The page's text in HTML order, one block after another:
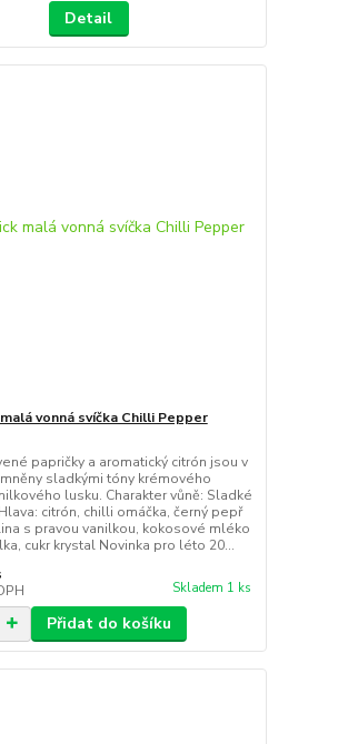
Detail
vonná svíčka Chilli Pepper
papričky a aromatický citrón jsou v
sladkými tóny krémového
lusku. Charakter vůně: Sladké
citrón, chilli omáčka, černý pepř
s pravou vanilkou, kokosové mléko
cukr krystal Novinka pro léto 20...
Skladem 1 ks
Přidat do košíku